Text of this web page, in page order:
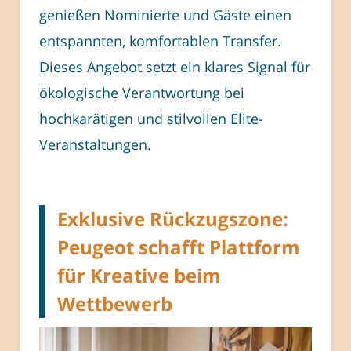
genießen Nominierte und Gäste einen
entspannten, komfortablen Transfer.
Dieses Angebot setzt ein klares Signal für
ökologische Verantwortung bei
hochkarätigen und stilvollen Elite-
Veranstaltungen.
Exklusive Rückzugszone:
Peugeot schafft Plattform
für Kreative beim
Wettbewerb